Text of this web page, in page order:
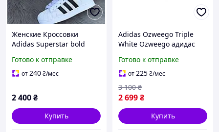
Женские Кроссовки
Adidas Superstar bold
белые, кроссовки адидас
36-40
Готово к отправке
от240₴/мес
2 400₴
Купить
Adidas Ozweego Triple
White Ozweego адидас
и мужские
Готово к отправке
от225₴/мес
2 699₴
3 100 ₴
Купить